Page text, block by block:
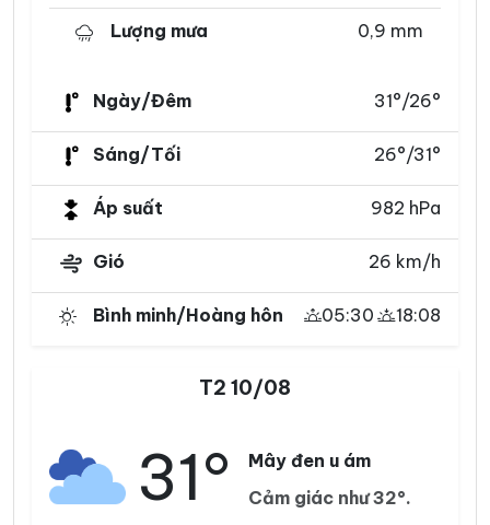
Lượng mưa 0,9 mm
Ngày/Đêm 31°/26°
Sáng/Tối 26°/31°
Áp suất 982 hPa
Gió 26 km/h
Bình minh/Hoàng hôn 05:30 18:08
T2 10/08
31°
Mây đen u ám
Cảm giác như 32°.